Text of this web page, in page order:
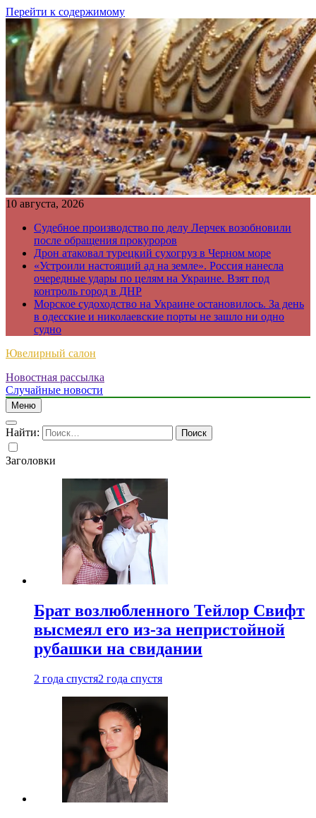
Перейти к содержимому
10 августа, 2026
Судебное производство по делу Лерчек возобновили
после обращения прокуроров
Дрон атаковал турецкий сухогруз в Черном море
«Устроили настоящий ад на земле». Россия нанесла
очередные удары по целям на Украине. Взят под
контроль город в ДНР
Морское судоходство на Украине остановилось. За день
в одесские и николаевские порты не зашло ни одно
судно
Ювелирный салон
Новостная рассылка
Случайные новости
Меню
Найти:
Заголовки
Брат возлюбленного Тейлор Свифт
высмеял его из-за непристойной
рубашки на свидании
2 года спустя2 года спустя